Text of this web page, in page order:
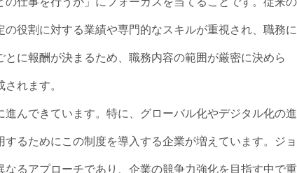
役割に対する業績や専門的なスキルが重視され、職務に
に報酬が決まるため、職務内容の範囲が厳密に決めら
れます。
んできています。特に、グローバル化やデジタル化の進
るためにこの制度を導入する企業が増えています。ジョ
るアプローチであり、企業の競争力強化を目指す中で重